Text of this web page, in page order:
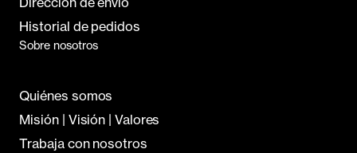
Historial de pedidos
Sobre nosotros
Quiénes somos
Misión | Visión | Valores
Trabaja con nosotros